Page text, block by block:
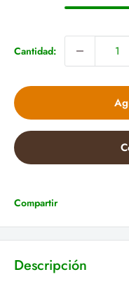
Cantidad:
Compartir
Descripción